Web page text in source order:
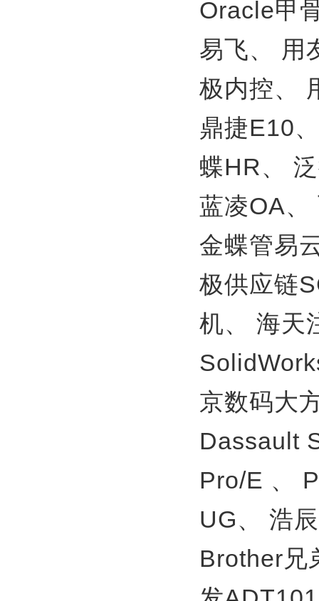
Oracle甲
易飞、
用
极内控、
鼎捷E10、
蝶HR、
蓝凌OA、
金蝶管易
极供应链
机、
海天
京数码大
Dassault
Pro/E 、
UG、
浩
Brother兄